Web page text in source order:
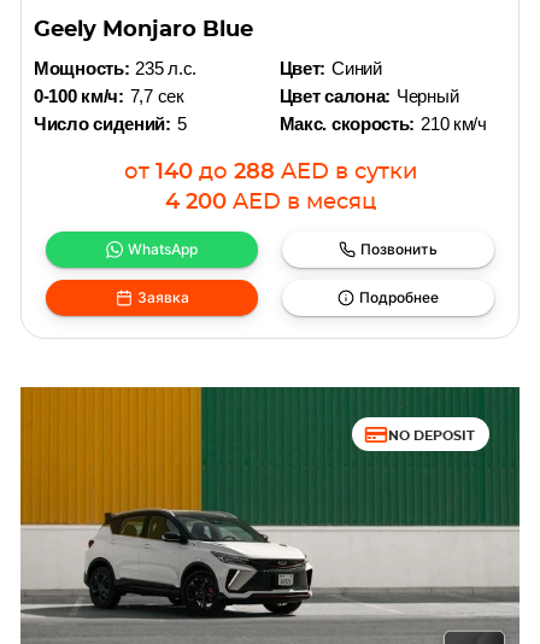
Geely Monjaro Blue
Мощность: 235 л.с.
0-100 км/ч: 7,7 сек
Число сидений: 5
Цвет: Синий
Цвет салона: Черный
Макс. скорость: 210 км/ч
от 140 до 288 AED в сутки
4 200 AED в месяц
WhatsApp Позвонить
Заявка Подробнее
NO DEPOSIT